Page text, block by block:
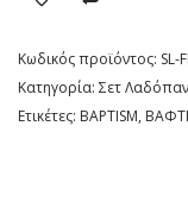
Κωδικός προϊόντος: SL-
Κατηγορία: Σετ
Ετικέτες: BAPTISM,